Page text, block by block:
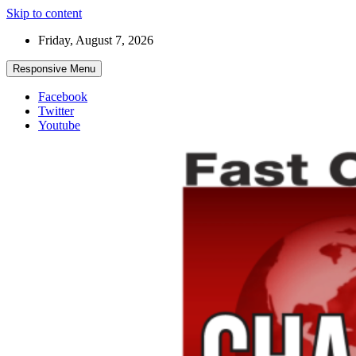
Skip to content
Friday, August 7, 2026
Responsive Menu
Facebook
Twitter
Youtube